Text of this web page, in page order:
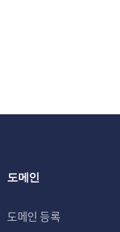
도메인
도메인 등록